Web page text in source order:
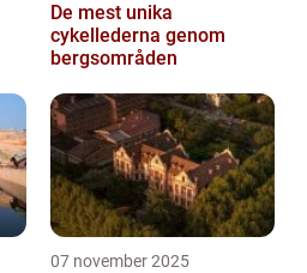
De mest unika
cykellederna genom
bergsområden
07 november 2025